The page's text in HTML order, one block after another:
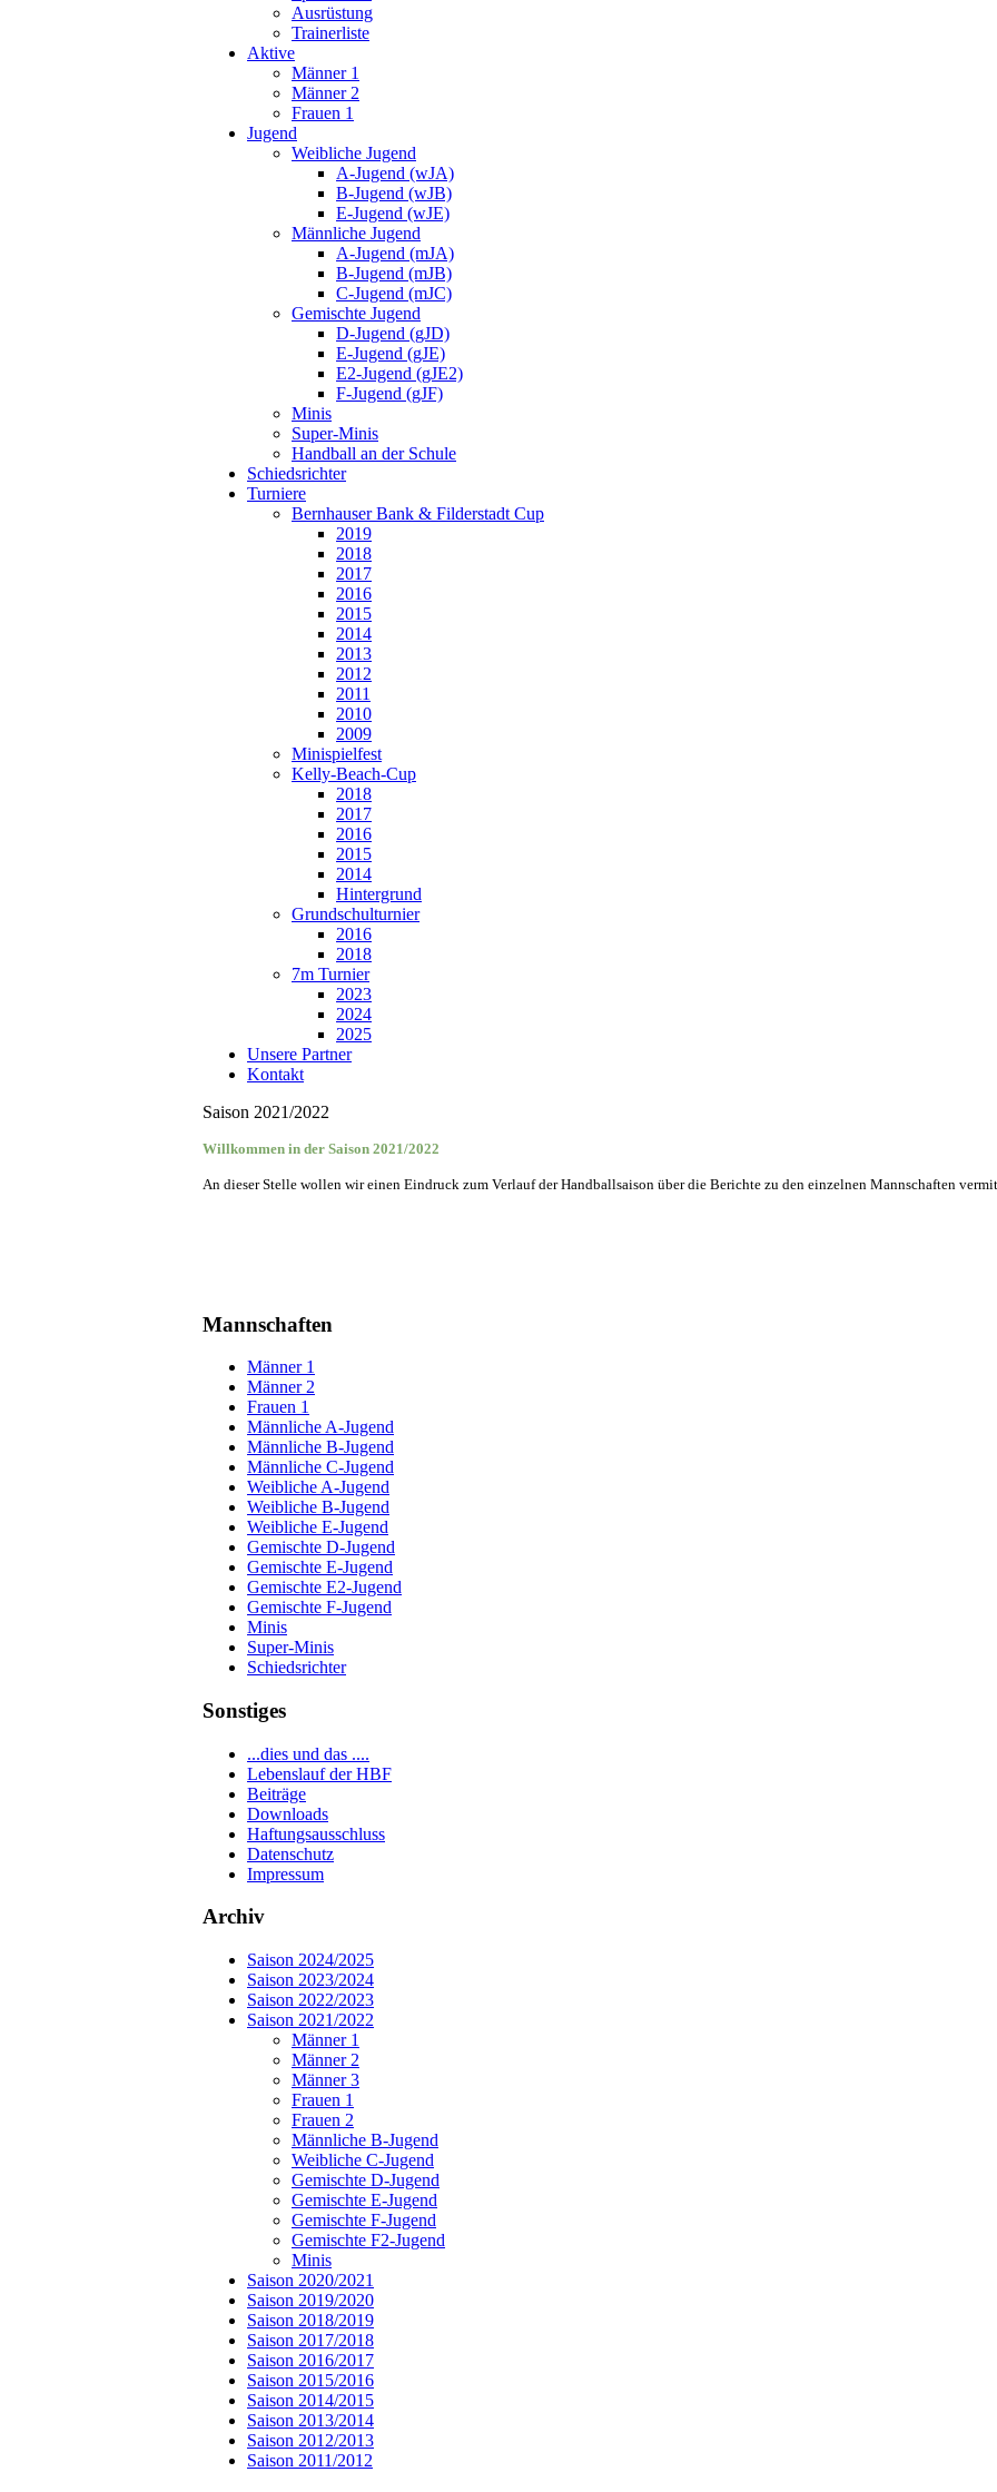
Ausrüstung
Trainerliste
Aktive
Männer 1
Männer 2
Frauen 1
Jugend
Weibliche Jugend
A-Jugend (wJA)
B-Jugend (wJB)
E-Jugend (wJE)
Männliche Jugend
A-Jugend (mJA)
B-Jugend (mJB)
C-Jugend (mJC)
Gemischte Jugend
D-Jugend (gJD)
E-Jugend (gJE)
E2-Jugend (gJE2)
F-Jugend (gJF)
Minis
Super-Minis
Handball an der Schule
Schiedsrichter
Turniere
Bernhauser Bank & Filderstadt Cup
2019
2018
2017
2016
2015
2014
2013
2012
2011
2010
2009
Minispielfest
Kelly-Beach-Cup
2018
2017
2016
2015
2014
Hintergrund
Grundschulturnier
2016
2018
7m Turnier
2023
2024
2025
Unsere Partner
Kontakt
Saison 2021/2022
Willkommen in der Saison 2021/2022
An dieser Stelle wollen wir einen Eindruck zum Verlauf der Handballsaison über die Berichte zu den einzelnen Mannschaften
Mannschaften
Männer 1
Männer 2
Frauen 1
Männliche A-Jugend
Männliche B-Jugend
Männliche C-Jugend
Weibliche A-Jugend
Weibliche B-Jugend
Weibliche E-Jugend
Gemischte D-Jugend
Gemischte E-Jugend
Gemischte E2-Jugend
Gemischte F-Jugend
Minis
Super-Minis
Schiedsrichter
Sonstiges
...dies und das ....
Lebenslauf der HBF
Beiträge
Downloads
Haftungsausschluss
Datenschutz
Impressum
Archiv
Saison 2024/2025
Saison 2023/2024
Saison 2022/2023
Saison 2021/2022
Männer 1
Männer 2
Männer 3
Frauen 1
Frauen 2
Männliche B-Jugend
Weibliche C-Jugend
Gemischte D-Jugend
Gemischte E-Jugend
Gemischte F-Jugend
Gemischte F2-Jugend
Minis
Saison 2020/2021
Saison 2019/2020
Saison 2018/2019
Saison 2017/2018
Saison 2016/2017
Saison 2015/2016
Saison 2014/2015
Saison 2013/2014
Saison 2012/2013
Saison 2011/2012